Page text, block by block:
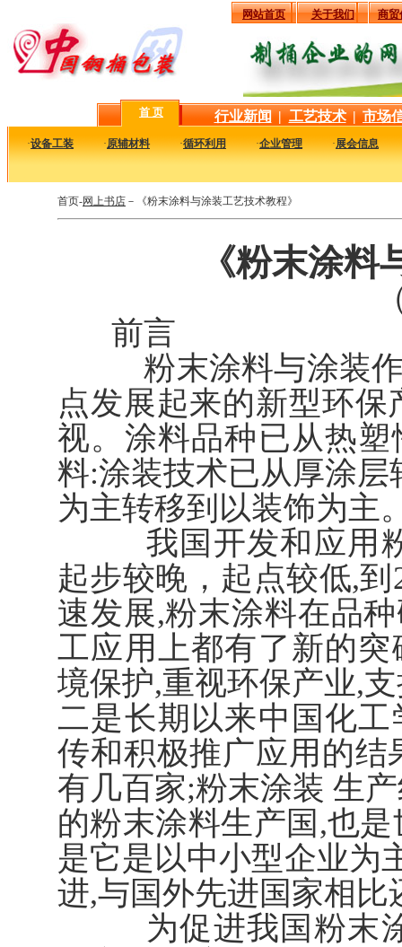
网站首页 关于我们 商贸
首 页 行业新闻 | 工艺技术 | 市场
·设备工装 ·原辅材料 ·循环利用 ·企业管理 ·展会信息
首页-网上书店 －《粉末涂料与涂装工艺技术教程》
《粉末涂
前言
粉末涂料与涂装作
点发展起来的新型环
视。涂料品种已从热
料:涂装技术已从厚涂
为主转移到以装饰为主
我国开发和应用粉
起步较晚，起点较低,
速发展,粉末涂料在品
工应用上都有了新的
境保护,重视环保产业,
二是长期以来中国化
传和积极推广应用的
有几百家;粉末涂装 生
的粉末涂料生产国,也
是它是以中小型企业为
进,与国外先进国家相比
为促进我国粉末涂